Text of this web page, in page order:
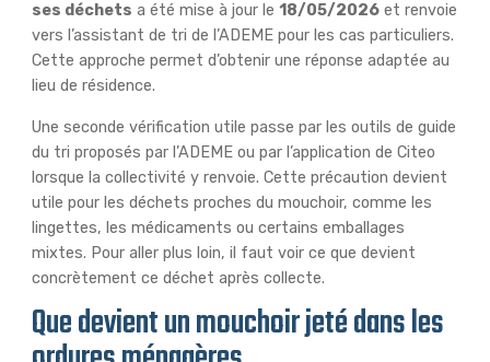
ses déchets a été mise à jour le 18/05/2026et renvoie
vers l’assistant de tri de l’ADEME pour les cas particuliers.
Cette approche permet d’obtenir une réponse adaptée au
lieu de résidence.
Une seconde vérification utile passe par les outils de guide
du tri proposés par l’ADEME ou par l’application de Citeo
lorsque la collectivité y renvoie. Cette précaution devient
utile pour les déchets proches du mouchoir, comme les
lingettes, les médicaments ou certains emballages
mixtes. Pour aller plus loin, il faut voir ce que devient
concrètement ce déchet après collecte.
Que devient un mouchoir jeté dans les